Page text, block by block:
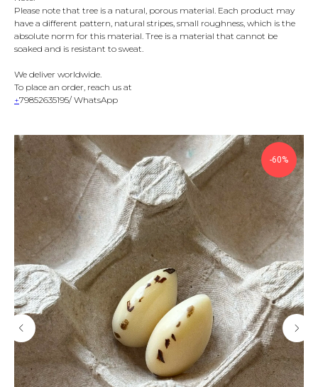
Please note that tree is a natural, porous material. Each product may
have a different pattern, natural stripes, small roughness, which is the
absolute norm for this material. Tree is a material that cannot be
soaked and is resistant to sweat.
We deliver worldwide.
To place an order, reach us at
+79852635195/ WhatsApp
-60%